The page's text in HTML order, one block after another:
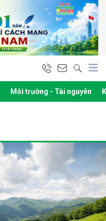
Môi trường - Tài nguyên